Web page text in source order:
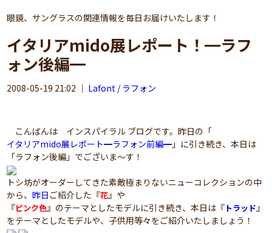
眼鏡、サングラスの関連情報を毎日お届けいたします！
イタリアmido展レポート！━ラフ
ォン後編━
2008-05-19 21:02 ｜ Lafont / ラフォン
こんばんは インスパイラル ブログです。昨日の「
イタリアmido展レポート━ラフォン前編━ 」に引き続き、本日は
「ラフォン後編」でございま～す！
トシ坊がオーダーしてきた素敵極まりないニューコレクションの中
から、昨日 ご紹介した『花』や
『ピンク色』のテーマとしたモデルに引き続き、本日は『トラッド』
をテーマとしたモデルや、子供用等々をご紹介いたしましょう！